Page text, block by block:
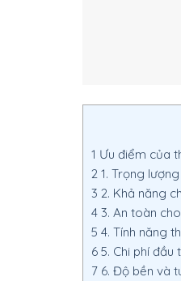
1 Ưu điểm của
2 1. Trọng
3 2. Khả năng
4 3. An toàn
5 4. Tính năng
6 5. Chi phí
7 6. Độ bền và